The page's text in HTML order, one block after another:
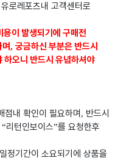
로레포츠내 고객센터로
이 발생되기에 구매전
, 궁금하신 부분은 반드시
하오니 반드시 유념하셔야
점내 확인이 필요하며 , 반드시
“리턴인보이스”를 요청한후
정기간이 소요되기에 상품을